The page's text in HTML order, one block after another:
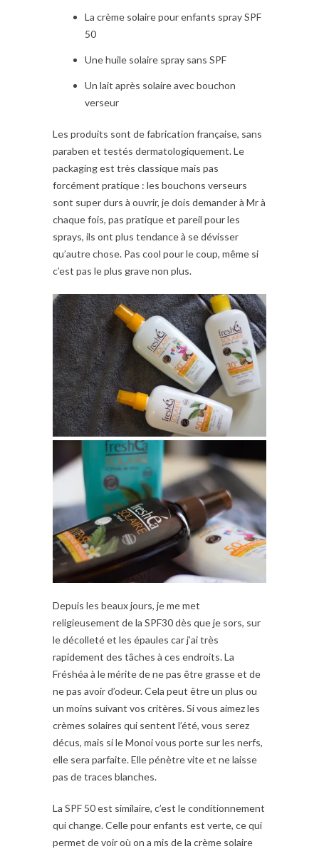
La crème solaire pour enfants spray SPF
50
Une huile solaire spray sans SPF
Un lait après solaire avec bouchon
verseur
Les produits sont de fabrication française, sans
paraben et testés dermatologiquement. Le
packaging est très classique mais pas
forcément pratique : les bouchons verseurs
sont super durs à ouvrir, je dois demander à Mr à
chaque fois, pas pratique et pareil pour les
sprays, ils ont plus tendance à se dévisser
qu’autre chose. Pas cool pour le coup, même si
c’est pas le plus grave non plus.
Depuis les beaux jours, je me met
religieusement de la SPF30 dès que je sors, sur
le décolleté et les épaules car j’ai très
rapidement des tâches à ces endroits. La
Fréshéa à le mérite de ne pas être grasse et de
ne pas avoir d’odeur. Cela peut être un plus ou
un moins suivant vos critères. Si vous aimez les
crèmes solaires qui sentent l’été, vous serez
décus, mais si le Monoi vous porte sur les nerfs,
elle sera parfaite. Elle pénètre vite et ne laisse
pas de traces blanches.
La SPF 50 est similaire, c’est le conditionnement
qui change. Celle pour enfants est verte, ce qui
permet de voir où on a mis de la crème solaire